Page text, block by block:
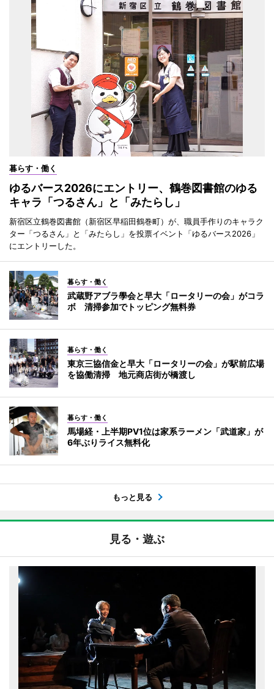
暮らす・働く
ゆるバース2026にエントリー、鶴巻図書館のゆる
キャラ「つるさん」と「みたらし」
新宿区立鶴巻図書館（新宿区早稲田鶴巻町）が、職員手作りのキャラク
ター「つるさん」と「みたらし」を投票イベント「ゆるバース2026」
にエントリーした。
暮らす・働く
武蔵野アブラ學会と早大「ロータリーの会」がコラ
ボ 清掃参加でトッピング無料券
暮らす・働く
東京三協信金と早大「ロータリーの会」が駅前広場
を協働清掃 地元商店街が橋渡し
暮らす・働く
馬場経・上半期PV1位は家系ラーメン「武道家」が
6年ぶりライス無料化
もっと見る
見る・遊ぶ